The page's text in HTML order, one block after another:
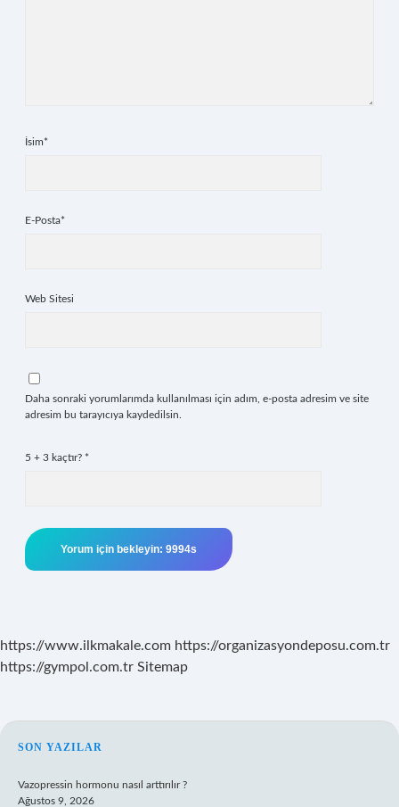
İsim*
E-Posta*
Web Sitesi
Daha sonraki yorumlarımda kullanılması için adım, e-posta adresim ve site
adresim bu tarayıcıya kaydedilsin.
5 + 3 kaçtır? *
https://www.ilkmakale.com https://organizasyondeposu.com.tr
https://gympol.com.tr Sitemap
SIDEBAR
SON YAZILAR
Vazopressin hormonu nasıl arttırılır ?
Ağustos 9, 2026